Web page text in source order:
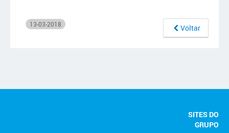
13-03-2018 Voltar
SITES DO
GRUPO